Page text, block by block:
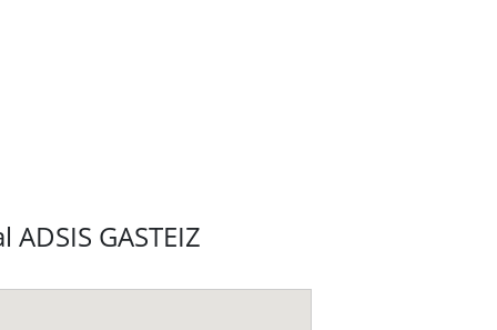
GASTEIZ